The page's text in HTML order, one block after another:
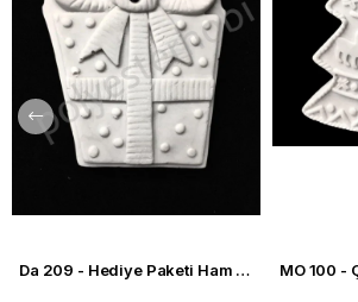
Da 209 - Hediye Paketi Ham Polyester Obje